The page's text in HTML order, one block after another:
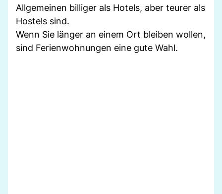
Allgemeinen billiger als Hotels, aber teurer als
Hostels sind.
Wenn Sie länger an einem Ort bleiben wollen,
sind Ferienwohnungen eine gute Wahl.